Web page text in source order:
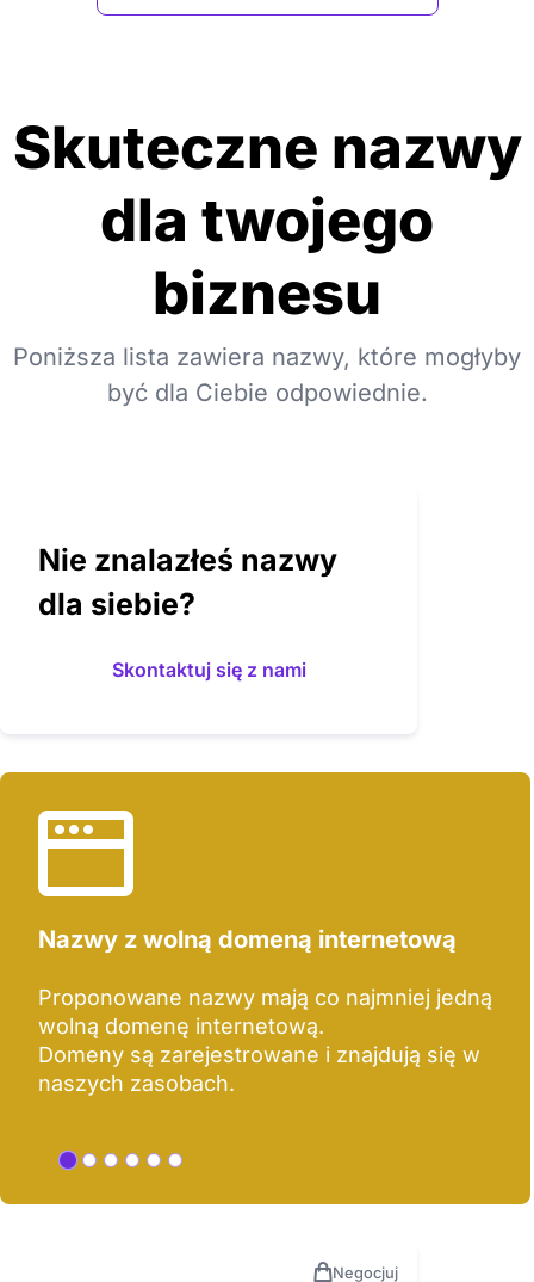
Skuteczne nazwy
dla twojego
biznesu
Poniższa lista zawiera nazwy, które mogłyby
być dla Ciebie odpowiednie.
Nie znalazłeś nazwy
dla siebie?
Skontaktuj się z nami
Nazwy z wolną domeną internetową
Proponowane nazwy mają co najmniej jedną
wolną domenę internetową.
Domeny są zarejestrowane i znajdują się w
naszych zasobach.
Negocjuj